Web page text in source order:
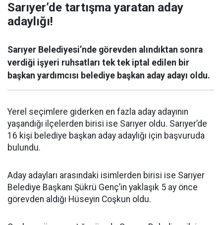
Sarıyer’de tartışma yaratan aday
adaylığı!
Sarıyer Belediyesi’nde görevden alındıktan sonra
verdiği işyeri ruhsatları tek tek iptal edilen bir
başkan yardımcısı belediye başkan aday adayı oldu.
Yerel seçimlere giderken en fazla aday adayının
yaşandığı ilçelerden birisi ise Sarıyer oldu. Sarıyer’de
16 kişi belediye başkan aday adaylığı için başvuruda
bulundu.
Aday adayları arasındaki isimlerden birisi ise Sarıyer
Belediye Başkanı Şükrü Genç’in yaklaşık 5 ay önce
görevden aldığı Hüseyin Coşkun oldu.